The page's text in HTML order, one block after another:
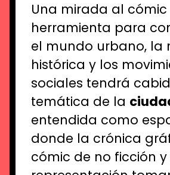
Una mirada al
herramienta para
el mundo urbano, la
histórica y los
sociales tendrá
temática de la
entendida como
donde la crónica
cómic de no ficción